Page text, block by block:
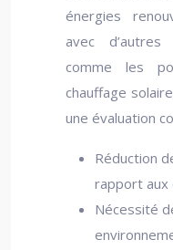
énergies
avec
comme les
chauffage
une évaluation
Réduction
rapport aux
Nécessité